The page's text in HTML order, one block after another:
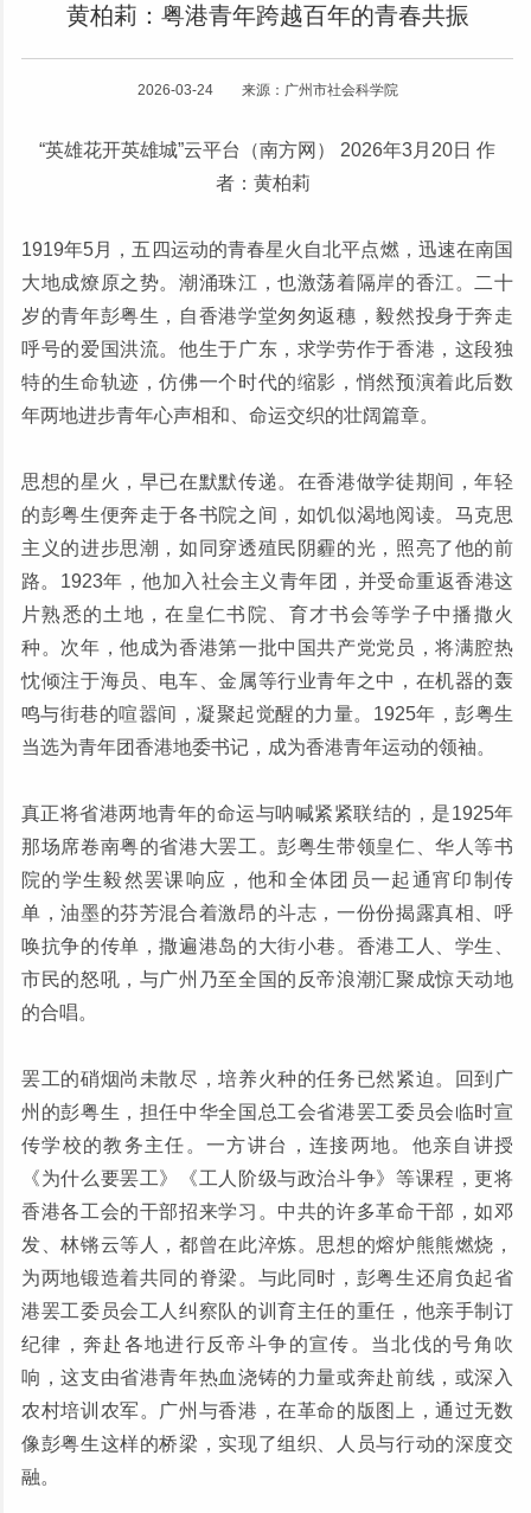
黄柏莉：粤港青年跨越百年的青春共振
2026-03-24 来源：广州市社会科学院
“英雄花开英雄城”云平台（南方网） 2026年3月20日 作
者：黄柏莉
1919年5月，五四运动的青春星火自北平点燃，迅速在南国
大地成燎原之势。潮涌珠江，也激荡着隔岸的香江。二十
岁的青年彭粤生，自香港学堂匆匆返穗，毅然投身于奔走
呼号的爱国洪流。他生于广东，求学劳作于香港，这段独
特的生命轨迹，仿佛一个时代的缩影，悄然预演着此后数
年两地进步青年心声相和、命运交织的壮阔篇章。
思想的星火，早已在默默传递。在香港做学徒期间，年轻
的彭粤生便奔走于各书院之间，如饥似渴地阅读。马克思
主义的进步思潮，如同穿透殖民阴霾的光，照亮了他的前
路。1923年，他加入社会主义青年团，并受命重返香港这
片熟悉的土地，在皇仁书院、育才书会等学子中播撒火
种。次年，他成为香港第一批中国共产党党员，将满腔热
忱倾注于海员、电车、金属等行业青年之中，在机器的轰
鸣与街巷的喧嚣间，凝聚起觉醒的力量。1925年，彭粤生
当选为青年团香港地委书记，成为香港青年运动的领袖。
真正将省港两地青年的命运与呐喊紧紧联结的，是1925年
那场席卷南粤的省港大罢工。彭粤生带领皇仁、华人等书
院的学生毅然罢课响应，他和全体团员一起通宵印制传
单，油墨的芬芳混合着激昂的斗志，一份份揭露真相、呼
唤抗争的传单，撒遍港岛的大街小巷。香港工人、学生、
市民的怒吼，与广州乃至全国的反帝浪潮汇聚成惊天动地
的合唱。
罢工的硝烟尚未散尽，培养火种的任务已然紧迫。回到广
州的彭粤生，担任中华全国总工会省港罢工委员会临时宣
传学校的教务主任。一方讲台，连接两地。他亲自讲授
《为什么要罢工》《工人阶级与政治斗争》等课程，更将
香港各工会的干部招来学习。中共的许多革命干部，如邓
发、林锵云等人，都曾在此淬炼。思想的熔炉熊熊燃烧，
为两地锻造着共同的脊梁。与此同时，彭粤生还肩负起省
港罢工委员会工人纠察队的训育主任的重任，他亲手制订
纪律，奔赴各地进行反帝斗争的宣传。当北伐的号角吹
响，这支由省港青年热血浇铸的力量或奔赴前线，或深入
农村培训农军。广州与香港，在革命的版图上，通过无数
像彭粤生这样的桥梁，实现了组织、人员与行动的深度交
融。